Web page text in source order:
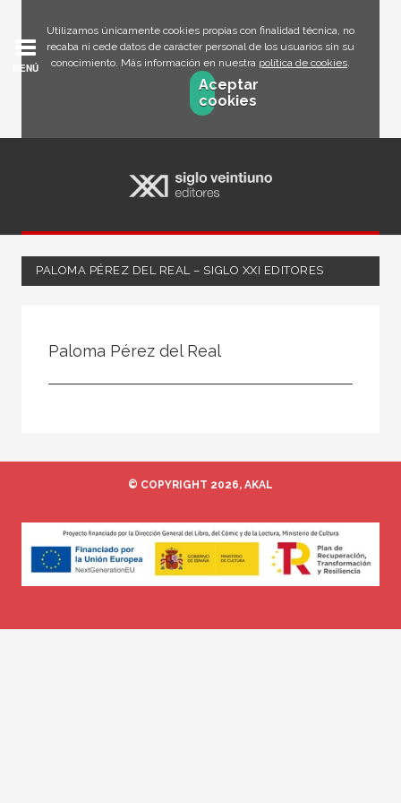
Utilizamos únicamente cookies propias con finalidad técnica, no
recaba ni cede datos de carácter personal de los usuarios sin su
conocimiento. Más información en nuestra política de cookies.
Aceptar
cookies
MENÚ
PALOMA PÉREZ DEL REAL – SIGLO XXI EDITORES
Paloma Pérez del Real
© COPYRIGHT 2026, AKAL